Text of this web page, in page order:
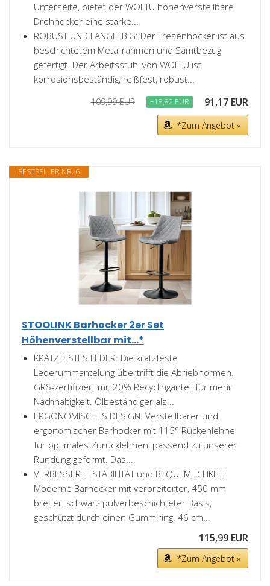
Unterseite, bietet der WOLTU höhenverstellbare
Drehhocker eine starke...
ROBUST UND LANGLEBIG: Der Tresenhocker ist aus
beschichtetem Metallrahmen und Samtbezug
gefertigt. Der Arbeitsstuhl von WOLTU ist
korrosionsbeständig, reißfest, robust...
109,99 EUR −18,82 EUR 91,17 EUR
*Zum Angebot »
BESTSELLER NR. 6
STOOLINK Barhocker 2er Set
Höhenverstellbar mit...*
KRATZFESTES LEDER: Die kratzfeste
Lederummantelung übertrifft die Abriebnormen.
GRS-zertifiziert mit 20% Recyclinganteil für mehr
Nachhaltigkeit. Ölbeständiger als...
ERGONOMISCHES DESIGN: Verstellbarer und
ergonomischer Barhocker mit 115° Rückenlehne
für optimales Zurücklehnen, passend zu unserer
Rundung geformt. Das...
VERBESSERTE STABILITAT und BEQUEMLICHKEIT:
Moderne Barhocker mit verbreiterter, 450 mm
breiter, schwarz pulverbeschichteter Basis,
geschützt durch einen Gummiring. 46 cm...
115,99 EUR
*Zum Angebot »